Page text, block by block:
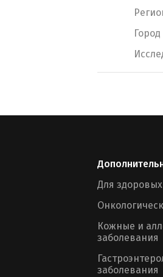
Город
Для
Кожные и
заболевания
заболевания